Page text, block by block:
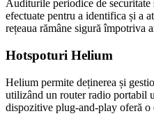
Auditurile periodice de
efectuate pentru a identifica și a
rețeaua rămâne sigură împotriva
Hotspoturi Helium
Helium permite deținerea și
utilizând un router radio portabil
dispozitive plug-and-play oferă